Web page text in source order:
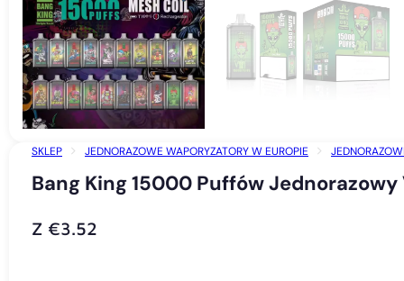
SKLEP JEDNORAZOWE WAPORYZATORY W EUROPIE
Bang King 15000 Puffów
Z €3.52